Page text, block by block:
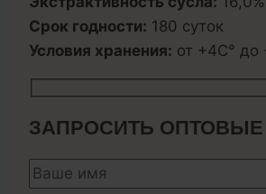
Срок годности: 180 суток
Условия хранения: от +4С° до
ЗАПРОСИТЬ